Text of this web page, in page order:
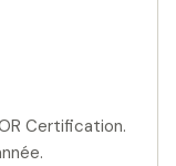
Certification.